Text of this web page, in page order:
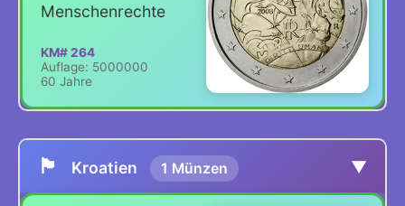
Menschenrechte
KM# 264
Auflage: 5000000
60 Jahre
🏴 Kroatien 1 Münzen ▼